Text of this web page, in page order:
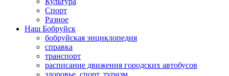
Спорт
Разное
Наш Бобруйск
бобруйская энциклопедия
справка
транспорт
расписание движения городских автобусов
здоровье, спорт, туризм